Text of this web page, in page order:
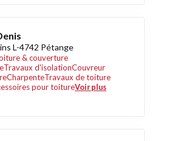
L-4742 Pétange
& couverture
Travaux d'isolationCouvreur
CharpenteTravaux de toiture
pour toitureVoir plus